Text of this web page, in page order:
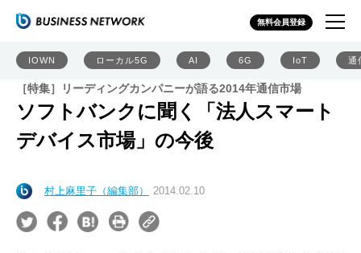
無料会員登録
IOWN ローカル5G AI 6G IoT 通
［特集］リーディングカンパニーが語る2014年通信市場
ソフトバンクに聞く「法人スマート
デバイス市場」の今後
村上麻里子（編集部） 2014.02.10